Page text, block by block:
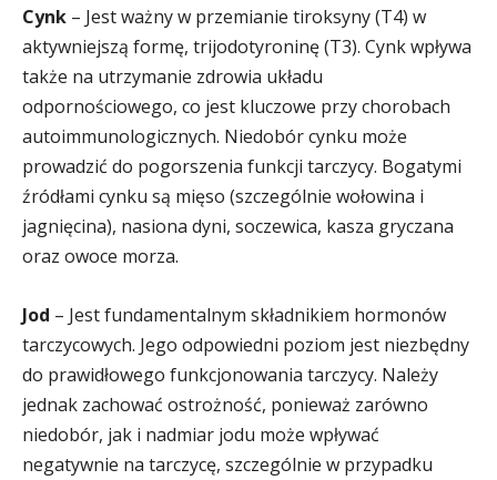
Cynk – Jest ważny w przemianie tiroksyny (T4) w
aktywniejszą formę, trijodotyroninę (T3). Cynk wpływa
także na utrzymanie zdrowia układu
odpornościowego, co jest kluczowe przy chorobach
autoimmunologicznych. Niedobór cynku może
prowadzić do pogorszenia funkcji tarczycy. Bogatymi
źródłami cynku są mięso (szczególnie wołowina i
jagnięcina), nasiona dyni, soczewica, kasza gryczana
oraz owoce morza.
Jod – Jest fundamentalnym składnikiem hormonów
tarczycowych. Jego odpowiedni poziom jest niezbędny
do prawidłowego funkcjonowania tarczycy. Należy
jednak zachować ostrożność, ponieważ zarówno
niedobór, jak i nadmiar jodu może wpływać
negatywnie na tarczycę, szczególnie w przypadku